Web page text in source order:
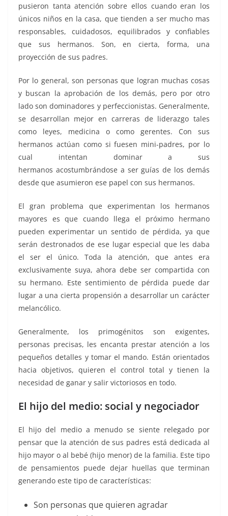
pusieron tanta atención sobre ellos cuando eran los
únicos niños en la casa, que tienden a ser mucho mas
responsables, cuidadosos, equilibrados y confiables
que sus hermanos. Son, en cierta, forma, una
proyección de sus padres.
Por lo general, son personas que logran muchas cosas
y buscan la aprobación de los demás, pero por otro
lado son dominadores y perfeccionistas. Generalmente,
se desarrollan mejor en carreras de liderazgo tales
como leyes, medicina o como gerentes. Con sus
hermanos actúan como si fuesen mini-padres, por lo
cual intentan dominar a sus
hermanos acostumbrándose a ser guías de los demás
desde que asumieron ese papel con sus hermanos.
El gran problema que experimentan los hermanos
mayores es que cuando llega el próximo hermano
pueden experimentar un sentido de pérdida, ya que
serán destronados de ese lugar especial que les daba
el ser el único. Toda la atención, que antes era
exclusivamente suya, ahora debe ser compartida con
su hermano. Este sentimiento de pérdida puede dar
lugar a una cierta propensión a desarrollar un carácter
melancólico.
Generalmente, los primogénitos son exigentes,
personas precisas, les encanta prestar atención a los
pequeños detalles y tomar el mando. Están orientados
hacia objetivos, quieren el control total y tienen la
necesidad de ganar y salir victoriosos en todo.
El hijo del medio: social y negociador
El hijo del medio a menudo se siente relegado por
pensar que la atención de sus padres está dedicada al
hijo mayor o al bebé (hijo menor) de la familia. Este tipo
de pensamientos puede dejar huellas que terminan
generando este tipo de características:
Son personas que quieren agradar